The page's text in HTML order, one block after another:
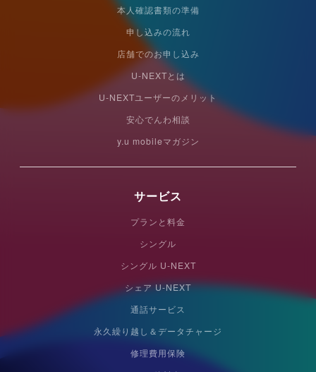
本人確認書類の準備
申し込みの流れ
店舗でのお申し込み
U-NEXTとは
U-NEXTユーザーのメリット
安心でんわ相談
y.u mobileマガジン
サービス
プランと料金
シングル
シングル U-NEXT
シェア U-NEXT
通話サービス
永久繰り越し＆データチャージ
修理費用保険